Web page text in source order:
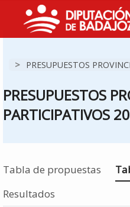
> PRESUPUESTOS
PRESUPUESTOS
PARTICIPATIVOS
Tabla de propuestas
Resultados